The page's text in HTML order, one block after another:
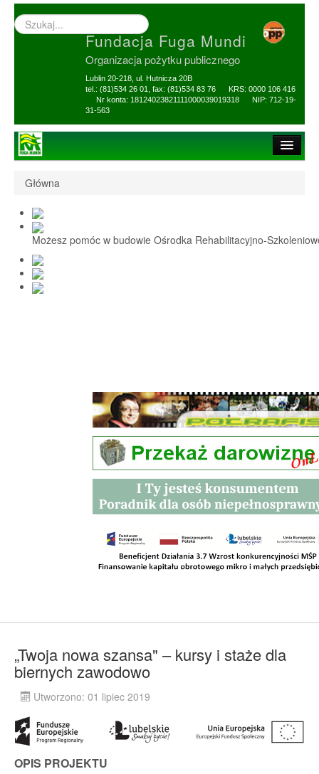
Wyszukiwarka
–
Fundacja Fuga Mundi
Organizacja pożytku publicznego
Lublin 20-218, ul. Hutnicza 20B
tel.: (81)534 26 01, fax: (81)534 83 76 KRS: 0000 106 416
Nr konta: 18124023821111000039019318 NIP: 712-19-
31-563
1,5% i darowizny
Nasi Beneficjenci
Ośrodek Reh-Szkol
Sprawozdania
Główna
Możesz pomóc w budowie Ośrodka Rehabilitacyjno-
„Twoja nowa szansa" – kursy i staże dla
biernych zawodowo
Utworzono: 01 lipiec 2019
OPIS PROJEKTU